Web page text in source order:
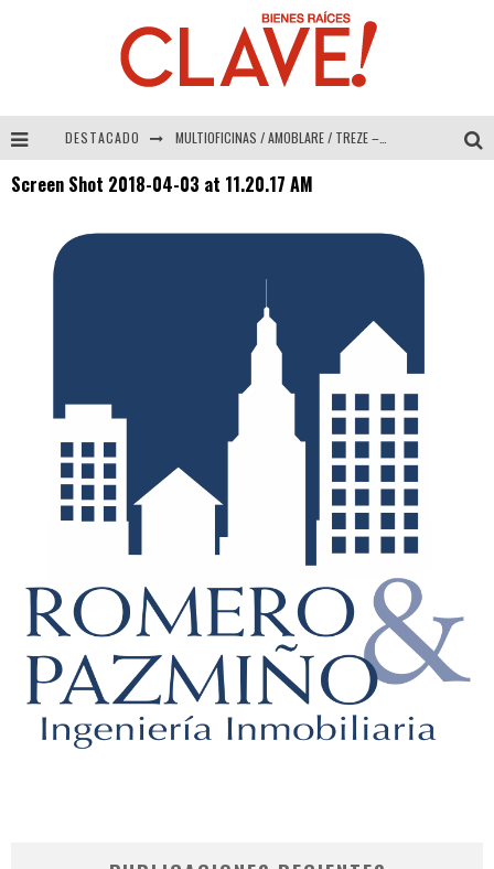
DESTACADO MULTIOFICINAS / AMOBLARE / TREZE – Especial Interiorismo & Decoración 2026
Screen Shot 2018-04-03 at 11.20.17 AM